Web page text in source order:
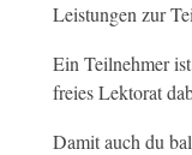
Leistungen zur
Ein Teilnehmer
freies Lektorat
Damit auch du